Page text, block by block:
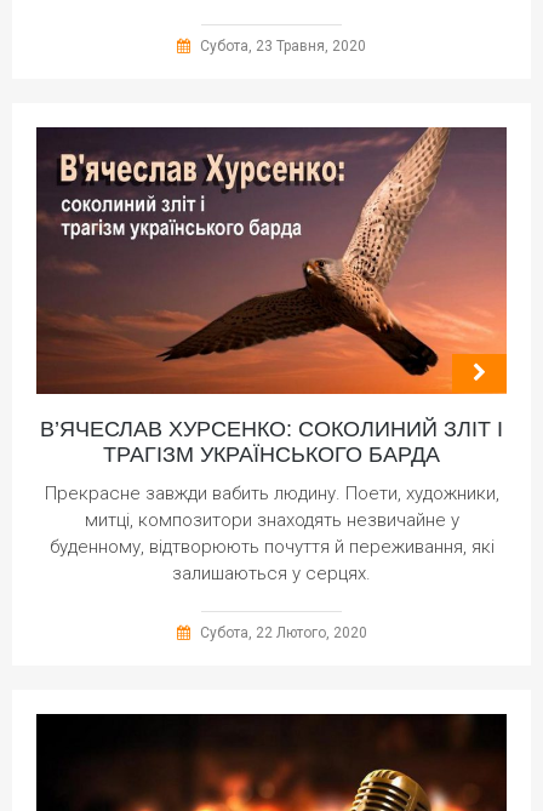
Субота, 23 Травня, 2020
В’ЯЧЕСЛАВ ХУРСЕНКО: СОКОЛИНИЙ ЗЛІТ І
ТРАГІЗМ УКРАЇНСЬКОГО БАРДА
Прекрасне завжди вабить людину. Поети, художники,
митці, композитори знаходять незвичайне у
буденному, відтворюють почуття й переживання, які
залишаються у серцях.
Субота, 22 Лютого, 2020